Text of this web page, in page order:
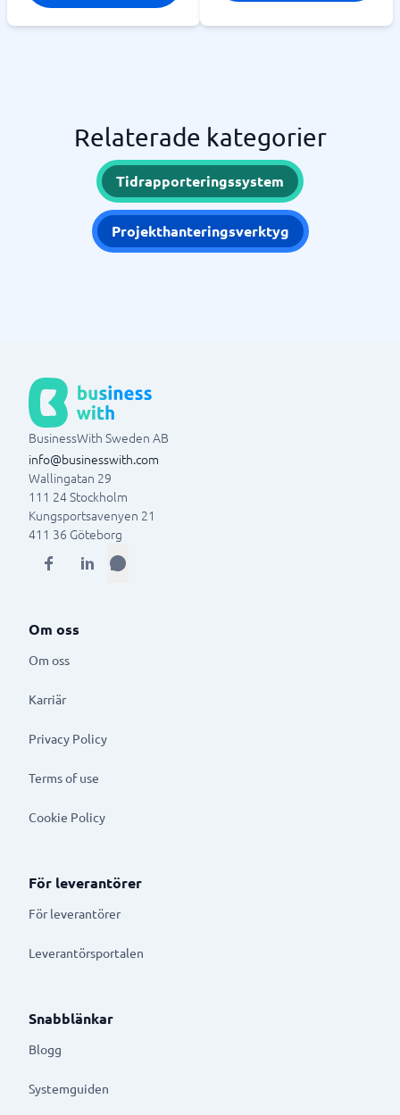
Relaterade kategorier
Tidrapporteringssystem
Projekthanteringsverktyg
BusinessWith Sweden AB
info@businesswith.com
Wallingatan 29
111 24Stockholm
Kungsportsavenyen 21
411 36 Göteborg
Om oss
Om oss
Karriär
Privacy Policy
Terms of use
Cookie Policy
För leverantörer
För leverantörer
Leverantörsportalen
Snabblänkar
Blogg
Systemguiden